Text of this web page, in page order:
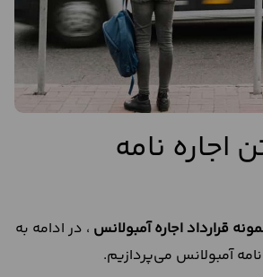
اجاره نامه
قرارداد اجاره آمبولانس ، در ادامه به
آمبولانس می‌پردازیم.